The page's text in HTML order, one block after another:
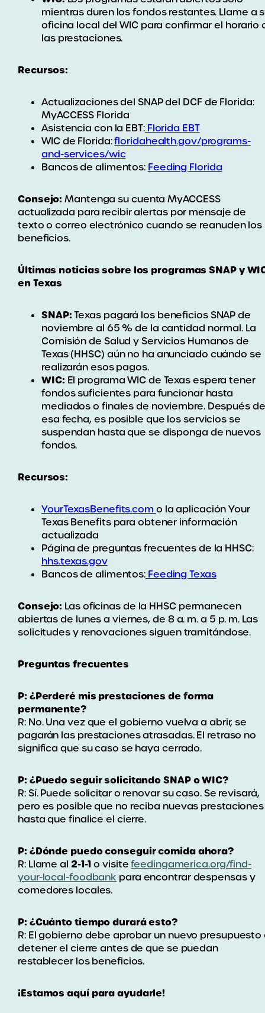
mientras duren los fondos restantes. Llame a
oficina local del WIC para confirmar el horario
las prestaciones.
Recursos:
Actualizaciones del SNAP del DCF de Florida:
MyACCESS Florida
Asistencia con la EBT:Florida EBT
WIC de Florida:floridahealth.gov/programs-
and-services/wic
Bancos de alimentos: Feeding Florida
Consejo:Mantenga su cuenta MyACCESS
actualizada para recibir alertas por mensaje de
texto o correo electrónico cuando se reanuden los
beneficios.
Últimas noticias sobre los programas SNAP y
en Texas
SNAP:Texas pagará los beneficios SNAP de
noviembre al 65 % de la cantidad normal. La
Comisión de Salud y Servicios Humanos de
Texas (HHSC) aún no ha anunciado cuándo se
realizarán esos pagos.
WIC: El programa WIC de Texas espera tener
fondos suficientes para funcionar hasta
mediados o finales de noviembre. Después de
esa fecha, es posible que los servicios se
suspendan hasta que se disponga de nuevos
fondos.
Recursos:
YourTexasBenefits.com o la aplicación Your
Texas Benefits para obtener información
actualizada
Página de preguntas frecuentes de la HHSC:
hhs.texas.gov
Bancos de alimentos: Feeding Texas
Consejo: Las oficinas de la HHSC permanecen
abiertas de lunes a viernes, de 8 a. m. a 5 p. m. Las
solicitudes y renovaciones siguen tramitándose.
Preguntas frecuentes
P: ¿Perderé mis prestaciones de forma
permanente?
R: No. Una vez que el gobierno vuelva a abrir, se
pagarán las prestaciones atrasadas. El retraso no
significa que su caso se haya cerrado.
P: ¿Puedo seguir solicitando SNAP o WIC?
R: Sí. Puede solicitar o renovar su caso. Se revisará,
pero es posible que no reciba nuevas prestaciones
hasta que finalice el cierre.
P: ¿Dónde puedo conseguir comida ahora?
R: Llame al 2-1-1o visitefeedingamerica.org/find-
your-local-foodbank para encontrar despensas y
comedores locales.
P: ¿Cuánto tiempo durará esto?
R: El gobierno debe aprobar un nuevo presupuesto
detener el cierre antes de que se puedan
restablecer los beneficios.
¡Estamos aquí para ayudarle!